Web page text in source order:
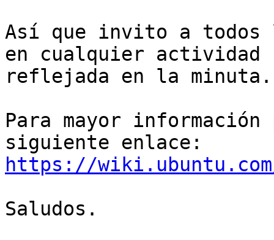
Así que invito a todos
en cualquier actividad
reflejada en la minuta.
Para mayor
https://wiki.ubuntu.com/
Saludos.